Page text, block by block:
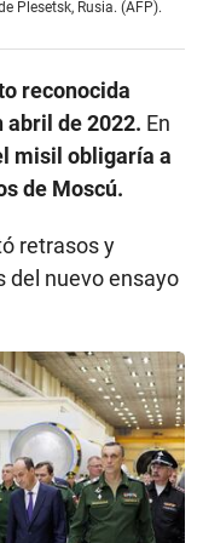
Plesetsk, Rusia. (AFP).
reconocida
de 2022. En
misil obligaría a
de Moscú.
retrasos y
del nuevo ensayo